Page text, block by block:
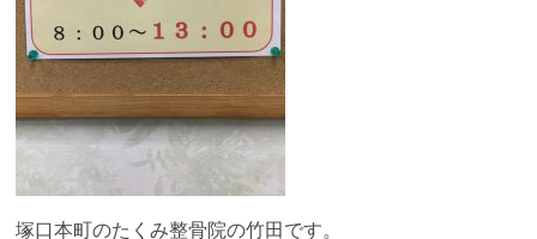
塚口本町のたくみ整骨院の竹田です。